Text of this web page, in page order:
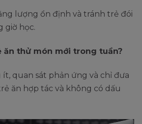
lượng ổn định và tránh trẻ đói
giờ học.
ăn thử món mới trong tuần?
quan sát phản ứng và chỉ đưa
ăn hợp tác và không có dấu